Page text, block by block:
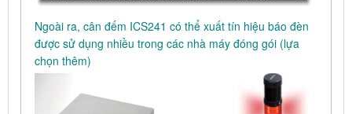
Ngoài ra, cân đếm ICS241 có thể xuất tín hiệu báo đèn
được sử dụng nhiều trong các nhà máy đóng gói (lựa
chọn thêm)